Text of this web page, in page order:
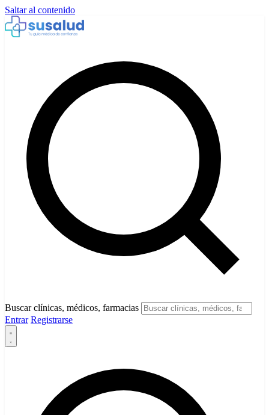
Saltar al contenido
Buscar clínicas, médicos, farmacias
Entrar Registrarse